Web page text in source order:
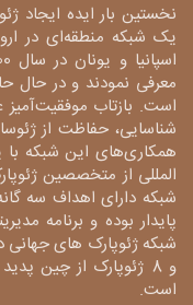
نخستین بار ایده ایجاد
یک شبکه منطقه‌ای در
است. بازتاب موفقیت‌آمیز
شناسایی، حفاظت از
همکاری‌های این شبکه
المللی از متخصصین
شبکه دارای اهداف سه
پایدار بوده و برنامه
است.